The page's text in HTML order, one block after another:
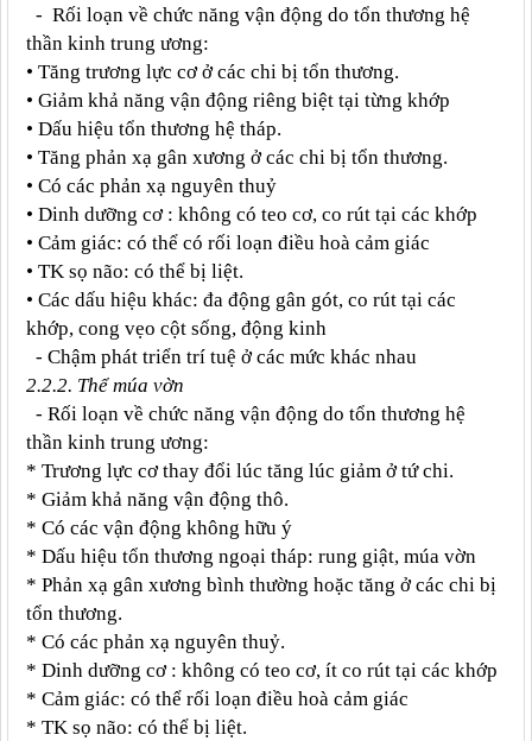
- Rối loạn về chức năng vận động do tổn thương hệ
thần kinh trung ương:
• Tăng trương lực cơ ở các chi bị tổn thương.
• Giảm khả năng vận động riêng biệt tại từng khớp
• Dấu hiệu tổn thương hệ tháp.
• Tăng phản xạ gân xương ở các chi bị tổn thương.
• Có các phản xạ nguyên thuỷ
• Dinh dưỡng cơ : không có teo cơ, co rút tại các khớp
• Cảm giác: có thể có rối loạn điều hoà cảm giác
• TK sọ não: có thể bị liệt.
• Các dấu hiệu khác: đa động gân gót, co rút tại các
khớp, cong vẹo cột sống, động kinh
- Chậm phát triển trí tuệ ở các mức khác nhau
2.2.2. Thể múa vờn
- Rối loạn về chức năng vận động do tổn thương hệ
thần kinh trung ương:
* Trương lực cơ thay đổi lúc tăng lúc giảm ở tứ chi.
* Giảm khả năng vận động thô.
* Có các vận động không hữu ý
* Dấu hiệu tổn thương ngoại tháp: rung giật, múa vờn
* Phản xạ gân xương bình thường hoặc tăng ở các chi bị
tổn thương.
* Có các phản xạ nguyên thuỷ.
* Dinh dưỡng cơ : không có teo cơ, ít co rút tại các khớp
* Cảm giác: có thể rối loạn điều hoà cảm giác
* TK sọ não: có thể bị liệt.